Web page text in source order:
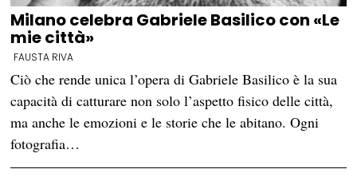
Milano celebra Gabriele Basilico con «Le
mie città»
FAUSTA RIVA
Ciò che rende unica l’opera di Gabriele Basilico è la sua
capacità di catturare non solo l’aspetto fisico delle città,
ma anche le emozioni e le storie che le abitano. Ogni
fotografia…